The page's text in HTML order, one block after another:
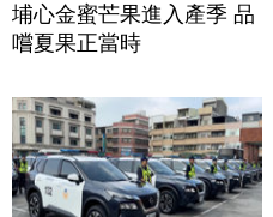
埔心金蜜芒果進入產季 品
嚐夏果正當時